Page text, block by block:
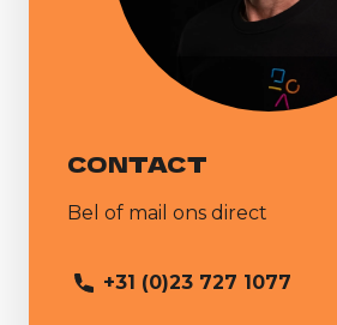
CONTACT
Bel of mail ons direct
+31 (0)23 727 1077